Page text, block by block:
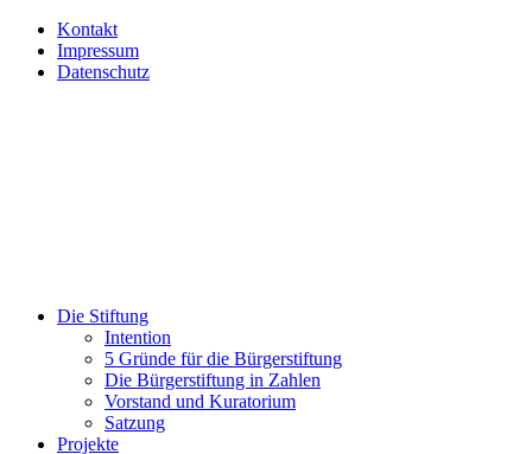
Kontakt
Impressum
Datenschutz
Die Stiftung
Intention
5 Gründe für die Bürgerstiftung
Die Bürgerstiftung in Zahlen
Vorstand und Kuratorium
Satzung
Projekte